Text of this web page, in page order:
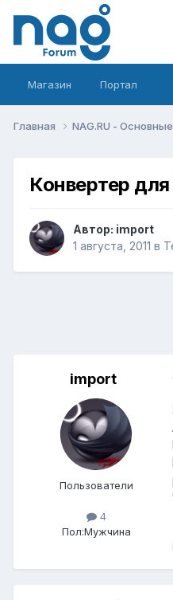
Магазин Портал
Главная NAG.RU -
Конвертер
Автор: import
1 августа, 2011 в
import
Пользователи
4
Пол:Мужчина